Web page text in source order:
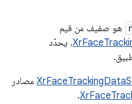
هو صفيف من قيم
، يحدّد
مصادر
.